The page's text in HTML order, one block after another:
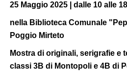
25 Maggio 2025
| dalle 10 alle 18
nella Biblioteca Comunale
Poggio Mirteto
Mostra di originali, serigrafie e
classi 3B di Montopoli e 4B di